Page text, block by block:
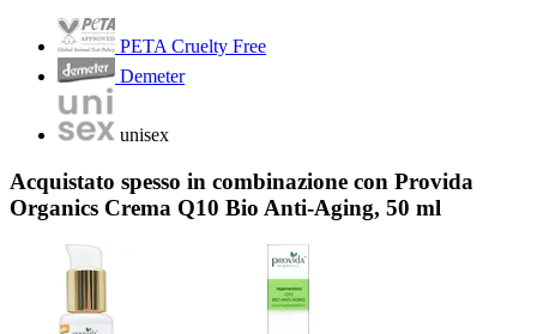
PETA Cruelty Free
Demeter
unisex
Acquistato spesso in combinazione con Provida
Organics Crema Q10 Bio Anti-Aging, 50 ml